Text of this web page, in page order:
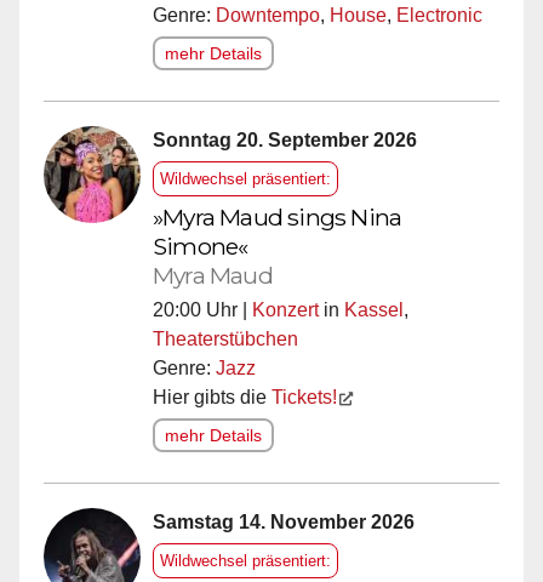
Genre: Downtempo, House, Electronic
mehr Details
Sonntag 20. September 2026
Wildwechsel präsentiert:
»Myra Maud sings Nina
Simone«
Myra Maud
20:00 Uhr | Konzertin Kassel ,
Theaterstübchen
Genre: Jazz
Hier gibts die Tickets!
mehr Details
Samstag 14. November 2026
Wildwechsel präsentiert: